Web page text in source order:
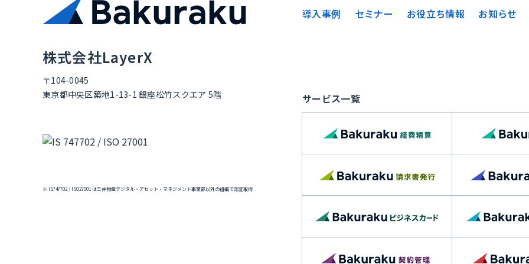
株式会社LayerX
〒104-0045
東京都中央区築地1-13-1 銀座松竹スクエア 5階
※ IS747702 / ISO27001 は三井物産デジタル・アセット・マネジメント事業部以外の組織で認証取得
導入事例 セミナー お役立ち情報 お知らせ
サービス一覧